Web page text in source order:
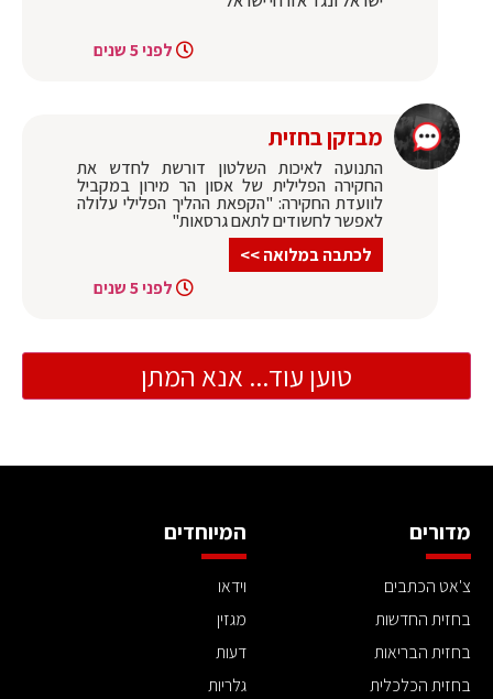
לפני 5 שנים
מבזקן בחזית
התנועה לאיכות השלטון דורשת לחדש את
החקירה הפלילית של אסון הר מירון במקביל
לוועדת החקירה: "הקפאת ההליך הפלילי עלולה
לאפשר לחשודים לתאם גרסאות"
לכתבה במלואה >>
לפני 5 שנים
טוען עוד... אנא המתן
מדורים
צ'אט הכתבים
בחזית החדשות
בחזית הבריאות
בחזית הכלכלית
המיוחדים
וידאו
מגזין
דעות
גלריות